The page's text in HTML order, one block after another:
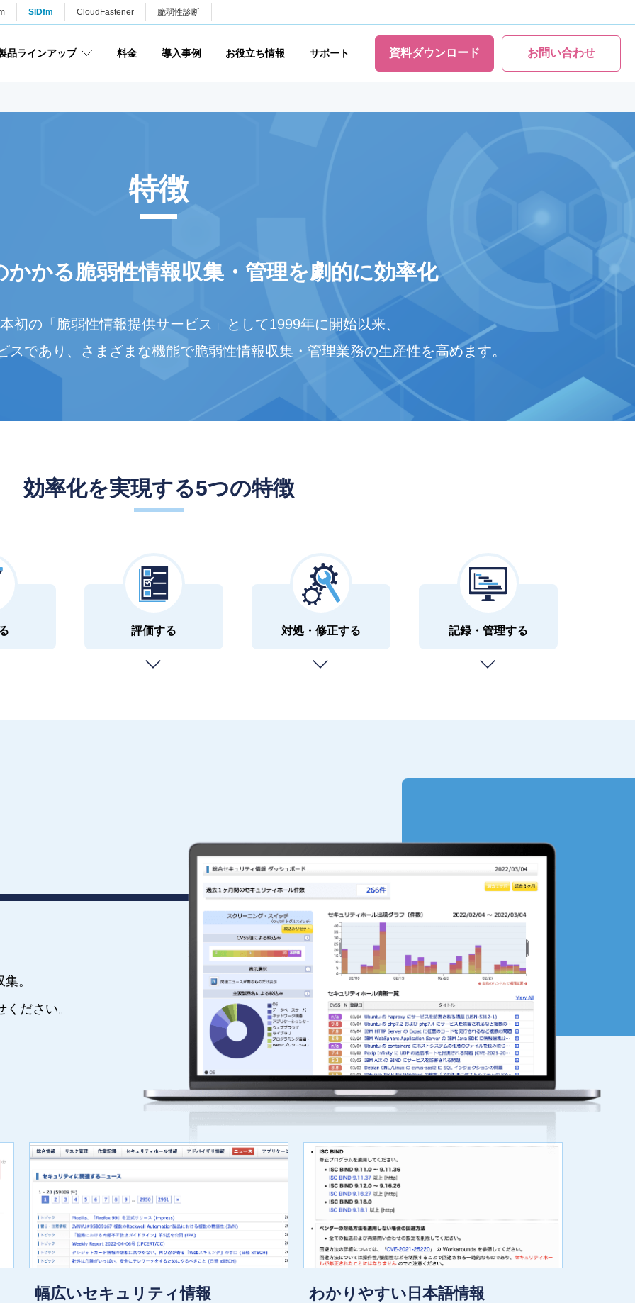
SIDfm CloudFastener 脆弱性診断
品ラインアップ 料金 導入事例 お役立ち情報 サポート 資料ダウンロード お問い合わせ
特徴
かかる脆弱性情報収集・管理を劇的に効率化
初の「脆弱性情報提供サービス」として1999年に開始以来、
スであり、さまざまな機能で脆弱性情報収集・管理業務の生産性を高めます。
効率化を実現する5つの特徴
評価する 対処・修正する 記録・管理する
。
ださい。
幅広いセキュリティ情報 わかりやすい日本語情報